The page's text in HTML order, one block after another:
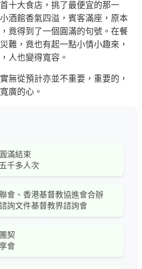
十大食店，挑了最便宜的那一
酒館香氣四溢，賓客滿座，原本
竟得到了一個圓滿的句號。在餐
難，竟也有起一點小情小趣來，
人也變得寬容。
從預計亦並不重要，重要的，
廣的心。
滿結束
千多人次
會、香港基督教協進會合辦
詢文件基督教界諮詢會
契
會